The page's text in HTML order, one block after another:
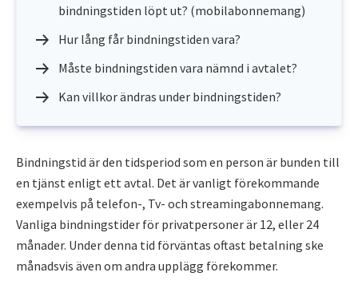
bindningstiden löpt ut? (mobilabonnemang)
Hur lång får bindningstiden vara?
Måste bindningstiden vara nämnd i avtalet?
Kan villkor ändras under bindningstiden?
Bindningstid är den tidsperiod som en person är bunden till
en tjänst enligt ett avtal. Det är vanligt förekommande
exempelvis på telefon-, Tv- och streamingabonnemang.
Vanliga bindningstider för privatpersoner är 12, eller 24
månader. Under denna tid förväntas oftast betalning ske
månadsvis även om andra upplägg förekommer.